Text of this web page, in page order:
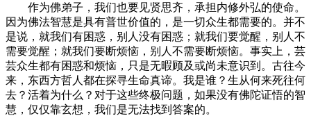
作为佛弟子，我们也要见贤思齐，承担内修外弘的使命。
因为佛法智慧是具有普世价值的，是一切众生都需要的。并不
是说，就我们有困惑，别人没有困惑；就我们要觉醒，别人不
需要觉醒；就我们要断烦恼，别人不需要断烦恼。事实上，芸
芸众生都有困惑和烦恼，只是无暇顾及或尚未意识到。古往今
来，东西方哲人都在探寻生命真谛。我是谁？生从何来死往何
去？活着为什么？对于这些终极问题，如果没有佛陀证悟的智
慧，仅仅靠玄想，我们是无法找到答案的。